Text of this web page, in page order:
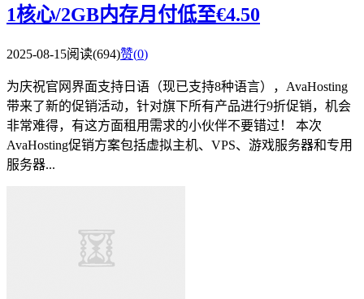
1核心/2GB内存月付低至€4.50
2025-08-15阅读(694)赞(0)
为庆祝官网界面支持日语（现已支持8种语言），AvaHosting
带来了新的促销活动，针对旗下所有产品进行9折促销，机会
非常难得，有这方面租用需求的小伙伴不要错过！ 本次
AvaHosting促销方案包括虚拟主机、VPS、游戏服务器和专用
服务器...